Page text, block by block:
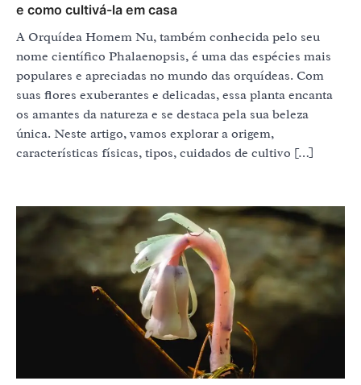
e como cultivá-la em casa
A Orquídea Homem Nu, também conhecida pelo seu
nome científico Phalaenopsis, é uma das espécies mais
populares e apreciadas no mundo das orquídeas. Com
suas flores exuberantes e delicadas, essa planta encanta
os amantes da natureza e se destaca pela sua beleza
única. Neste artigo, vamos explorar a origem,
características físicas, tipos, cuidados de cultivo […]